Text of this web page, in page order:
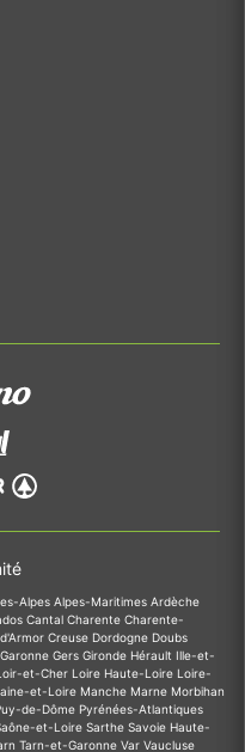
Alpes Alpes-Maritimes Ardèche
Cantal Charente Charente-
Creuse Dordogne Doubs
Gers Gironde Hérault Ille-et-
et-Cher Loire Haute-Loire Loire-
et-Loire Manche Marne Morbihan
de-Dôme Pyrénées-Atlantiques
et-Loire Sarthe Savoie Haute-
Tarn-et-Garonne Var Vaucluse